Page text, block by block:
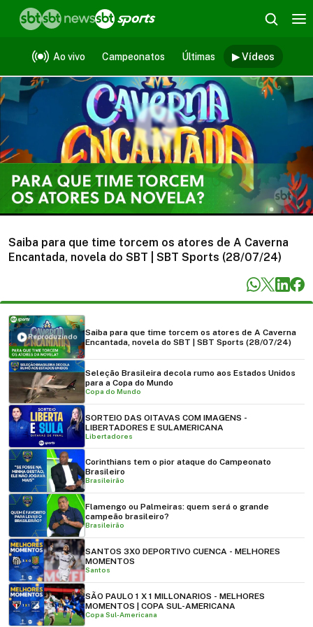
Ao vivo Campeonatos Últimas ▶ Vídeos
Vídeos
Saiba para que time torcem os atores de A Caverna
Encantada, novela do SBT | SBT Sports (28/07/24)
Reproduzindo
Saiba para que time torcem os atores de A Caverna
Encantada, novela do SBT | SBT Sports (28/07/24)
Seleção Brasileira decola rumo aos Estados Unidos
para a Copa do Mundo
Copa do Mundo
SORTEIO DAS OITAVAS COM IMAGENS -
LIBERTADORES E SULAMERICANA
Libertadores
Corinthians tem o pior ataque do Campeonato
Brasileiro
Brasileirão
Flamengo ou Palmeiras: quem será o grande
campeão brasileiro?
Brasileirão
SANTOS 3X0 DEPORTIVO CUENCA - MELHORES
MOMENTOS
Santos
SÃO PAULO 1 X 1 MILLONARIOS - MELHORES
MOMENTOS | COPA SUL-AMERICANA
Copa Sul-Americana